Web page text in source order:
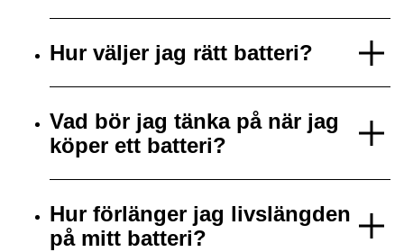
Hur väljer jag rätt batteri?
Vad bör jag tänka på när jag
köper ett batteri?
Hur förlänger jag livslängden
på mitt batteri?